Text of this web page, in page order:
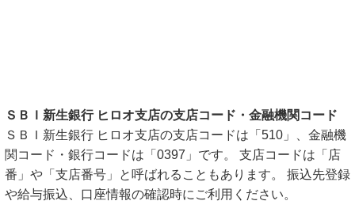
ＳＢＩ新生銀行 ヒロオ支店の支店コード・金融機関コード
ＳＢＩ新生銀行 ヒロオ支店の支店コードは「510」、金融機
関コード・銀行コードは「0397」です。 支店コードは「店
番」や「支店番号」と呼ばれることもあります。 振込先登録
や給与振込、口座情報の確認時にご利用ください。